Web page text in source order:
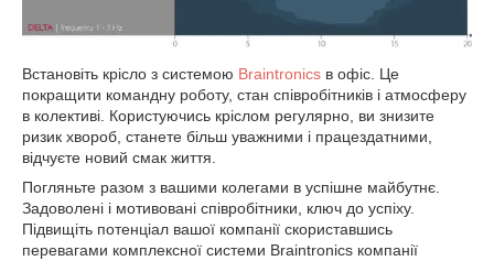
Встановіть крісло з системою Braintronics в офіс. Це
покращити командну роботу, стан співробітників і атмосферу
в колективі. Користуючись кріслом регулярно, ви знизите
ризик хвороб, станете більш уважними і працездатними,
відчуєте новий смак життя.
Погляньте разом з вашими колегами в успішне майбутнє.
Задоволені і мотивовані співробітники, ключ до успіху.
Підвищіть потенціал вашої компанії скориставшись
перевагами комплексної системи Braintronics компанії